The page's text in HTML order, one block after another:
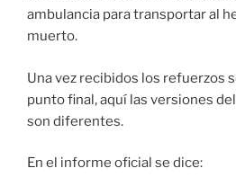
ambulancia para transportar al
muerto.
Una vez recibidos los refuerzos
punto final, aquí las versiones
son diferentes.
En el informe oficial se dice: